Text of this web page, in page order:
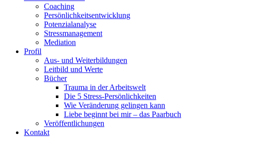
Coaching
Persönlichkeitsentwicklung
Potenzialanalyse
Stressmanagement
Mediation
Profil
Aus- und Weiterbildungen
Leitbild und Werte
Bücher
Trauma in der Arbeitswelt
Die 5 Stress-Persönlichkeiten
Wie Veränderung gelingen kann
Liebe beginnt bei mir – das Paarbuch
Veröffentlichungen
Kontakt